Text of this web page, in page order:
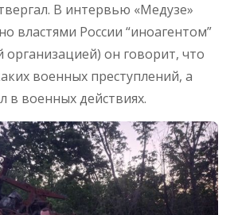
В интервью «Медузе»
властями России “иноагентом”
организацией) он говорит, что
военных преступлений, а
в военных действиях.